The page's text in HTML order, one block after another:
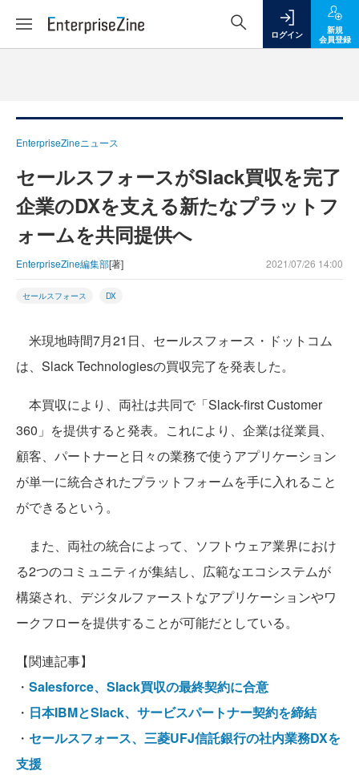
ログイン
新規
会員登録
EnterpriseZineニュース
セールスフォースがSlack買収を完了
企業のDXを支える新たなプラットフ
ォームを共同提供へ
EnterpriseZine編集部[著] 2021/07/26 14:00
セールスフォース DX
米現地時間7月21日、セールスフォース・ドットコム
は、Slack Technologiesの買収完了を発表した。
本買収により、両社は共同で「Slack-first Customer
360」を提供すると発表。これにより、企業は従業員、
顧客、パートナーと日々の業務で使うアプリケーション
が単一に統合されたプラットフォームを手に入れること
ができるという。
また、両社の統合によって、ソフトウェア業界におけ
る2つのコミュニティが集結し、広範なエコシステムが
構築され、デジタルファーストなアプリケーションやワ
ークフローを提供することが可能だとしている。
【関連記事】
・ Salesforce、Slack買収の最終契約に合意
・ 日本IBMとSlack、サービスパートナー契約を締結
・ セールスフォース、三菱UFJ信託銀行の社内業務DXを
支援